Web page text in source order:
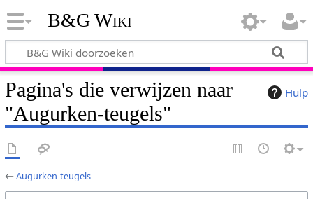
B&G Wiki
Hulp
Pagina's die verwijzen naar
"Augurken-teugels"
←Augurken-teugels